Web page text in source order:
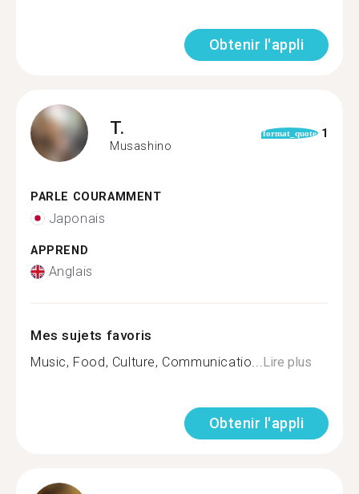
Obtenir l'appli
T.
Musashino
format_quote 1
PARLE COURAMMENT
Japonais
APPREND
Anglais
Mes sujets favoris
Music, Food, Culture, Communicatio...Lire plus
Obtenir l'appli